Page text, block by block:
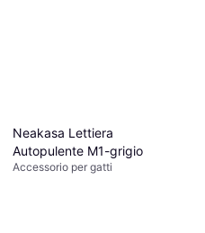
Neakasa Lettiera
Autopulente M1-grigio
Accessorio per gatti